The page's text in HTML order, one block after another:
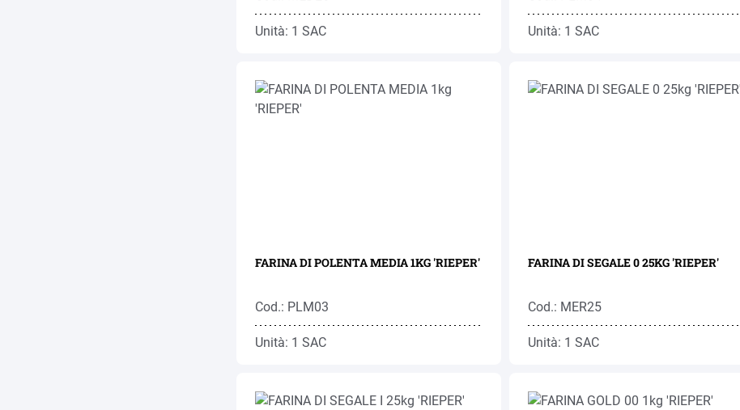
Unità: 1 SAC Unità: 1 SAC
FARINA DI POLENTA MEDIA 1KG 'RIEPER'
Cod.: PLM03
Unità: 1 SAC
FARINA DI SEGALE 0 25KG 'RIEPER'
Cod.: MER25
Unità: 1 SAC